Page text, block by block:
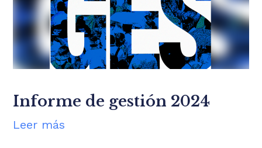
Informe de gestión 2024
Leer más